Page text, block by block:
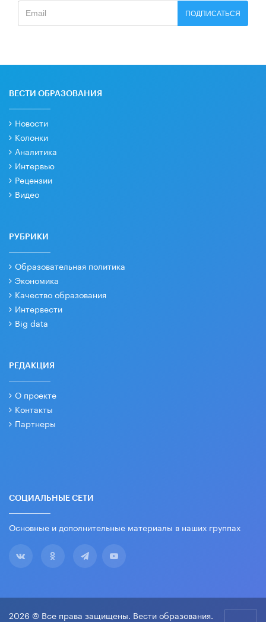
ПОДПИСАТЬСЯ
ВЕСТИ ОБРАЗОВАНИЯ
Новости
Колонки
Аналитика
Интервью
Рецензии
Видео
РУБРИКИ
Образовательная политика
Экономика
Качество образования
Интервести
Big data
РЕДАКЦИЯ
О проекте
Контакты
Партнеры
СОЦИАЛЬНЫЕ СЕТИ
Основные и дополнительные материалы в наших группах
2026 © Все права защищены. Вести образования.